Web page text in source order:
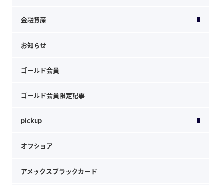
金融資産
お知らせ
ゴールド会員
ゴールド会員限定記事
pickup
オフショア
アメックスブラックカード